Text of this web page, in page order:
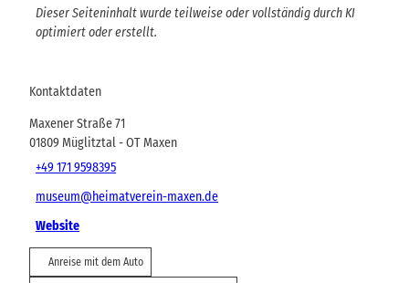
Dieser Seiteninhalt wurde teilweise oder vollständig durch KI
optimiert oder erstellt.
Kontaktdaten
Maxener Straße 71
01809Müglitztal- OT Maxen
+49 171 9598395
museum@heimatverein-maxen.de
Website
Anreise mit dem Auto